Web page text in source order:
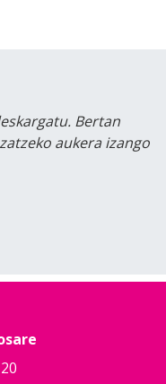
Bertan
aukera izango